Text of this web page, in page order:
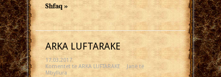
Shfaq »
ARKA LUFTARAKE
17.03.2017
Komentet te ARKA LUFTARAKE
Janë të
Mbyllura